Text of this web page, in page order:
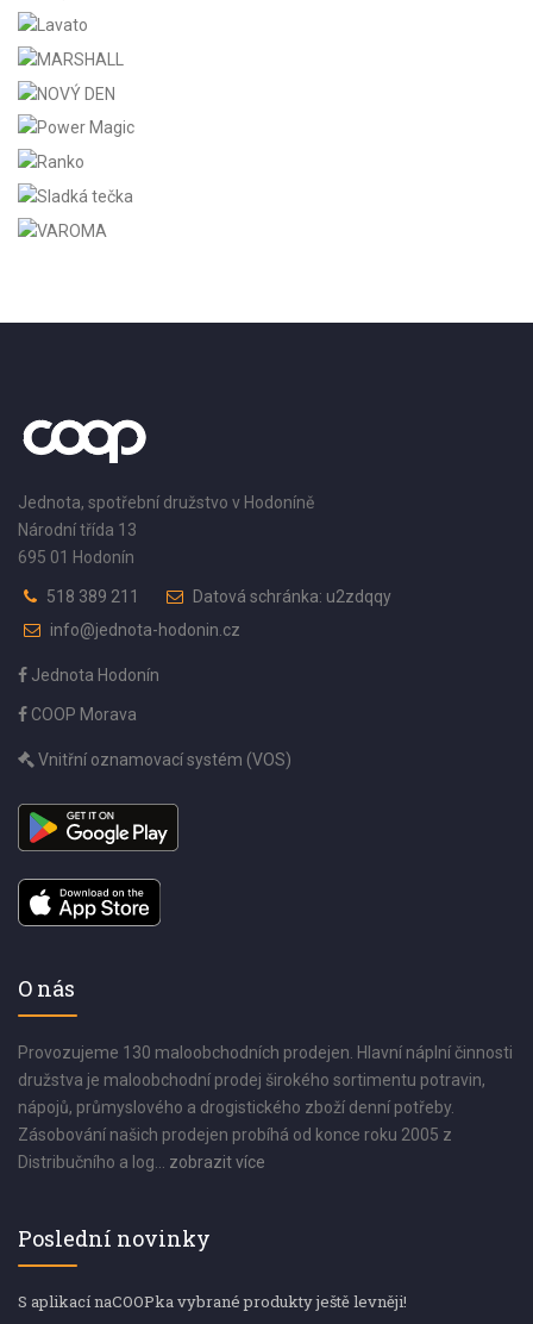
Jednota, spotřební družstvo v Hodoníně
Národní třída 13
695 01 Hodonín
518 389 211
Datová schránka: u2zdqqy
info@jednota-hodonin.cz
Jednota Hodonín
COOP Morava
Vnitřní oznamovací systém (VOS)
O nás
Provozujeme 130 maloobchodních prodejen. Hlavní náplní činnosti
družstva je maloobchodní prodej širokého sortimentu potravin,
nápojů, průmyslového a drogistického zboží denní potřeby.
Zásobování našich prodejen probíhá od konce roku 2005 z
Distribučního a log... zobrazit více
Poslední novinky
S aplikací naCOOPka vybrané produkty ještě levněji!